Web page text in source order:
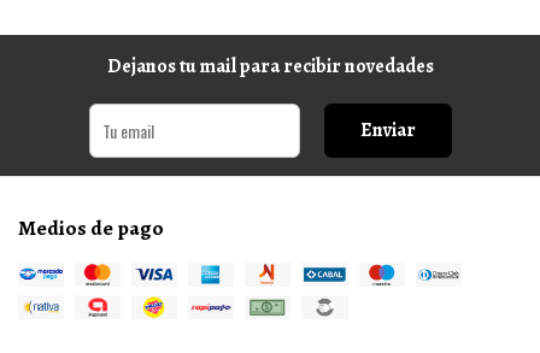
Dejanos tu mail para recibir novedades
Enviar
Medios de pago